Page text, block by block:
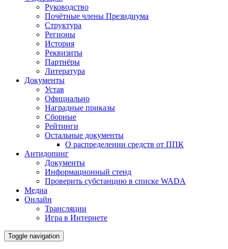
Руководство
Почётные члены Президиума
Структура
Регионы
История
Реквизиты
Партнёры
Литература
Документы
Устав
Официально
Наградные приказы
Сборные
Рейтинги
Остальные документы
О распределении средств от ППК
Антидопинг
Документы
Информационный стенд
Проверить субстанцию в списке WADA
Медиа
Онлайн
Трансляции
Игра в Интернете
Toggle navigation